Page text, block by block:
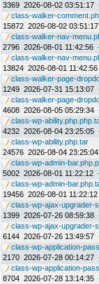
3369 2026-08-02 03:51:17
class-walker-
15872 2026-08-02 03:51:17
class-walker-nav-
2796 2026-08-01 11:42:56
class-walker-nav-
13824 2026-08-01 11:42:56
class-walker-page-
1249 2026-07-31 15:13:07
class-walker-page-
4608 2026-08-05 05:29:34
class-wp-
4232 2026-08-04 23:25:05
class-wp-ability.php.tar
24576 2026-08-04 23:25:04
class-wp-admin-
5002 2026-08-01 11:22:12
class-wp-admin-
19456 2026-08-01 11:22:12
class-wp-ajax-upgrader-
1399 2026-07-26 08:59:38
class-wp-ajax-upgrader-
6144 2026-07-26 13:49:57
class-wp-application-
2170 2026-07-28 00:14:27
class-wp-application-
8704 2026-07-28 13:14:35